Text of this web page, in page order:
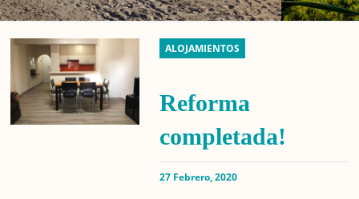
ALOJAMIENTOS
Reforma
completada!
27 Febrero, 2020